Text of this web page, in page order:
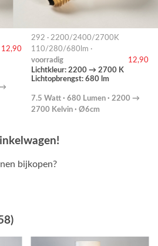
12,90
→
292 · 2200/2400/2700K
110/280/680lm ·
voorradig
12,90
Lichtkleur: 2200 → 2700 K
Lichtopbrengst: 680 lm
7.5 Watt · 680 Lumen · 2200 →
2700 Kelvin · Ø6cm
bijkopen?